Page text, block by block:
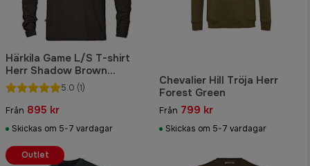
Härkila Game L/S T-shirt
Herr Shadow Brown
Wildboar
5.0 (1)
Från 895 kr
Skickas om 5-7 vardagar
Chevalier Hill Tröja Herr
Forest Green
Från 799 kr
Skickas om 5-7 vardagar
Outlet